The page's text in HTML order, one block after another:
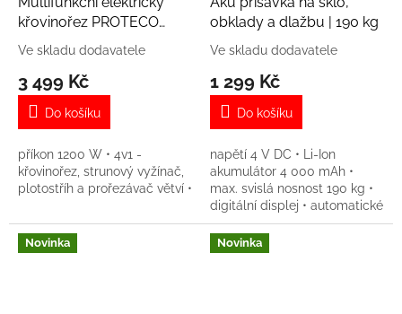
křovinořez PROTECO
PREMIUM | 4v1 | 1200 W
Ve skladu dodavatele
3 499 Kč
Do košíku
příkon 1200 W • 4v1 -
křovinořez, strunový vyžínač,
plotostříh a prořezávač větví •
obklady a dlažbu | 190 kg
Ve skladu dodavatele
1 299 Kč
Do košíku
napětí 4 V DC • Li-Ion
akumulátor 4 000 mAh •
max. svislá nosnost 190 kg •
digitální displej • automatické
udržování podtlaku • průměr
přísavky 225 mm • nabíjení
přes USB-C •...
Novinka Novinka